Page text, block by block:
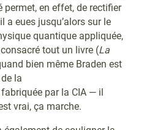
permet, en effet, de rectifier
a eues jusqu’alors sur le
quantique appliquée,
tout un livre (La
bien même Braden est
la
par la CIA — il
vrai, ça marche.